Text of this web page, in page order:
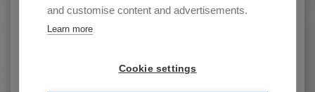
and customise content and advertisements.
Learn more
Cookie settings
BC Partners è società leader nel private equity